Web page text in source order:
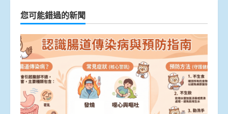
您可能錯過的新聞